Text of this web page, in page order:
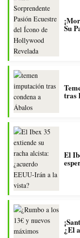
Su
tras
El
¿El